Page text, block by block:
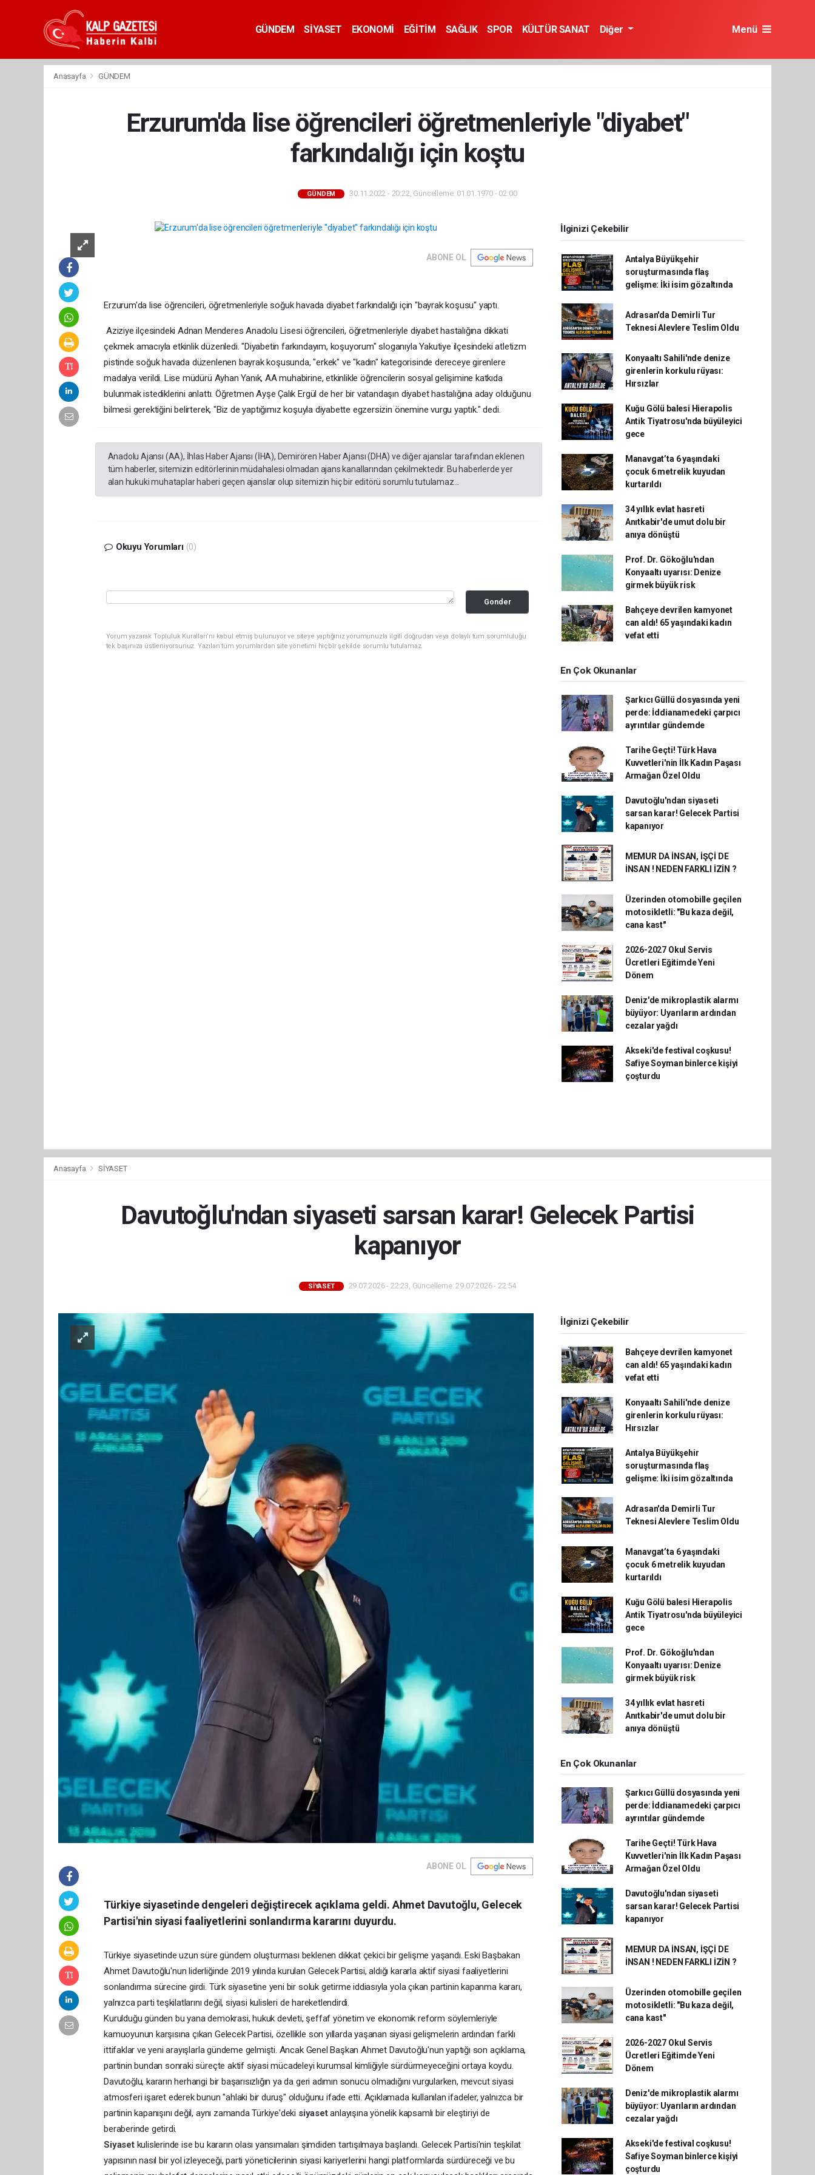
GÜNDEM SİYASET EKONOMİ EĞİTİM SAĞLIK SPOR KÜLTÜR SANAT Diğer Menü
Anasayfa GÜNDEM
Erzurum'da lise öğrencileri öğretmenleriyle "diyabet"
farkındalığı için koştu
GÜNDEM 30.11.2022 - 20:22, Güncelleme: 01.01.1970 - 02:00
ABONE OL
Erzurum'da lise öğrencileri, öğretmenleriyle soğuk havada diyabet farkındalığı için "bayrak koşusu" yaptı.
Aziziye ilçesindeki Adnan Menderes Anadolu Lisesi öğrencileri, öğretmenleriyle diyabet hastalığına dikkati
çekmek amacıyla etkinlik düzenledi. "Diyabetin farkındayım, koşuyorum" sloganıyla Yakutiye ilçesindeki atletizm
pistinde soğuk havada düzenlenen bayrak koşusunda, "erkek" ve "kadın" kategorisinde dereceye girenlere
madalya verildi. Lise müdürü Ayhan Yanık, AA muhabirine, etkinlikle öğrencilerin sosyal gelişimine katkıda
bulunmak istediklerini anlattı. Öğretmen Ayşe Çalık Ergül de her bir vatandaşın diyabet hastalığına aday olduğunu
bilmesi gerektiğini belirterek, "Biz de yaptığımız koşuyla diyabette egzersizin önemine vurgu yaptık." dedi.
Anadolu Ajansı (AA), İhlas Haber Ajansı (İHA), Demirören Haber Ajansı (DHA) ve diğer ajanslar tarafından eklenen
tüm haberler, sitemizin editörlerinin müdahalesi olmadan ajans kanallarından çekilmektedir. Bu haberlerde yer
alan hukuki muhataplar haberi geçen ajanslar olup sitemizin hiç bir editörü sorumlu tutulamaz...
Okuyu Yorumları (0)
Gonder
Yorum yazarak Topluluk Kuralları’nı kabul etmiş bulunuyor ve siteye yaptığınız yorumunuzla ilgili doğrudan veya dolaylı tüm sorumluluğu
tek başınıza üstleniyorsunuz. Yazılan tüm yorumlardan site yönetimi hiçbir şekilde sorumlu tutulamaz.
İlginizi Çekebilir
Antalya Büyükşehir
soruşturmasında flaş
gelişme: İki isim gözaltında
Adrasan'da Demirli Tur
Teknesi Alevlere Teslim Oldu
Konyaaltı Sahili'nde denize
girenlerin korkulu rüyası:
Hırsızlar
Kuğu Gölü balesi Hierapolis
Antik Tiyatrosu'nda büyüleyici
gece
Manavgat’ta 6 yaşındaki
çocuk 6 metrelik kuyudan
kurtarıldı
34 yıllık evlat hasreti
Anıtkabir'de umut dolu bir
anıya dönüştü
Prof. Dr. Gökoğlu'ndan
Konyaaltı uyarısı: Denize
girmek büyük risk
Bahçeye devrilen kamyonet
can aldı! 65 yaşındaki kadın
vefat etti
En Çok Okunanlar
Şarkıcı Güllü dosyasında yeni
perde: İddianamedeki çarpıcı
ayrıntılar gündemde
Tarihe Geçti! Türk Hava
Kuvvetleri'nin İlk Kadın Paşası
Armağan Özel Oldu
Davutoğlu'ndan siyaseti
sarsan karar! Gelecek Partisi
kapanıyor
MEMUR DA İNSAN, İŞÇİ DE
İNSAN ! NEDEN FARKLI İZİN ?
Üzerinden otomobille geçilen
motosikletli: "Bu kaza değil,
cana kast"
2026-2027 Okul Servis
Ücretleri Eğitimde Yeni
Dönem
Deniz'de mikroplastik alarmı
büyüyor: Uyarıların ardından
cezalar yağdı
Akseki'de festival coşkusu!
Safiye Soyman binlerce kişiyi
çoşturdu
Anasayfa SİYASET
Davutoğlu'ndan siyaseti sarsan karar! Gelecek Partisi
kapanıyor
SİYASET 29.07.2026 - 22:23, Güncelleme: 29.07.2026 - 22:54
ABONE OL
Türkiye siyasetinde dengeleri değiştirecek açıklama geldi. Ahmet Davutoğlu, Gelecek
Partisi'nin siyasi faaliyetlerini sonlandırma kararını duyurdu.
Türkiye siyasetinde uzun süre gündem oluşturması beklenen dikkat çekici bir gelişme yaşandı. Eski Başbakan
Ahmet Davutoğlu'nun liderliğinde 2019 yılında kurulan Gelecek Partisi, aldığı kararla aktif siyasi faaliyetlerini
sonlandırma sürecine girdi. Türk siyasetine yeni bir soluk getirme iddiasıyla yola çıkan partinin kapanma kararı,
yalnızca parti teşkilatlarını değil, siyasi kulisleri de hareketlendirdi.
Kurulduğu günden bu yana demokrasi, hukuk devleti, şeffaf yönetim ve ekonomik reform söylemleriyle
kamuoyunun karşısına çıkan Gelecek Partisi, özellikle son yıllarda yaşanan siyasi gelişmelerin ardından farklı
ittifaklar ve yeni arayışlarla gündeme gelmişti. Ancak Genel Başkan Ahmet Davutoğlu'nun yaptığı son açıklama,
partinin bundan sonraki süreçte aktif siyasi mücadeleyi kurumsal kimliğiyle sürdürmeyeceğini ortaya koydu.
Davutoğlu, kararın herhangi bir başarısızlığın ya da geri adımın sonucu olmadığını vurgularken, mevcut siyasi
atmosferi işaret ederek bunun "ahlaki bir duruş" olduğunu ifade etti. Açıklamada kullanılan ifadeler, yalnızca bir
partinin kapanışını değil, aynı zamanda Türkiye'deki siyasetanlayışına yönelik kapsamlı bir eleştiriyi de
beraberinde getirdi.
Siyaset kulislerinde ise bu kararın olası yansımaları şimdiden tartışılmaya başlandı. Gelecek Partisi'nin teşkilat
yapısının nasıl bir yol izleyeceği, parti yöneticilerinin siyasi kariyerlerini hangi platformlarda sürdüreceği ve bu
İlginizi Çekebilir
Bahçeye devrilen kamyonet
can aldı! 65 yaşındaki kadın
vefat etti
Konyaaltı Sahili'nde denize
girenlerin korkulu rüyası:
Hırsızlar
Antalya Büyükşehir
soruşturmasında flaş
gelişme: İki isim gözaltında
Adrasan'da Demirli Tur
Teknesi Alevlere Teslim Oldu
Manavgat’ta 6 yaşındaki
çocuk 6 metrelik kuyudan
kurtarıldı
Kuğu Gölü balesi Hierapolis
Antik Tiyatrosu'nda büyüleyici
gece
Prof. Dr. Gökoğlu'ndan
Konyaaltı uyarısı: Denize
girmek büyük risk
34 yıllık evlat hasreti
Anıtkabir'de umut dolu bir
anıya dönüştü
En Çok Okunanlar
Şarkıcı Güllü dosyasında yeni
perde: İddianamedeki çarpıcı
ayrıntılar gündemde
Tarihe Geçti! Türk Hava
Kuvvetleri'nin İlk Kadın Paşası
Armağan Özel Oldu
Davutoğlu'ndan siyaseti
sarsan karar! Gelecek Partisi
kapanıyor
MEMUR DA İNSAN, İŞÇİ DE
İNSAN ! NEDEN FARKLI İZİN ?
Üzerinden otomobille geçilen
motosikletli: "Bu kaza değil,
cana kast"
2026-2027 Okul Servis
Ücretleri Eğitimde Yeni
Dönem
Deniz'de mikroplastik alarmı
büyüyor: Uyarıların ardından
cezalar yağdı
Akseki'de festival coşkusu!
Safiye Soyman binlerce kişiyi
çoşturdu